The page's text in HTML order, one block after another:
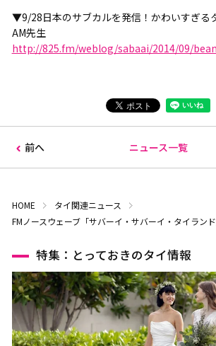
▼9/28日本のサブカルを発信！かわいすぎる
AM先生
http://825.fm/weblog/sabaai/2014/09/
前へ ニュース一覧
HOME
タイ関連ニュース
FMノースウェーブ「サバーイ・サバーイ・タイラン
特集：とっておきのタイ情報